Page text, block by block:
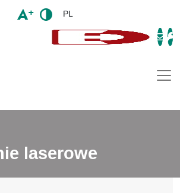
PL
laserowe